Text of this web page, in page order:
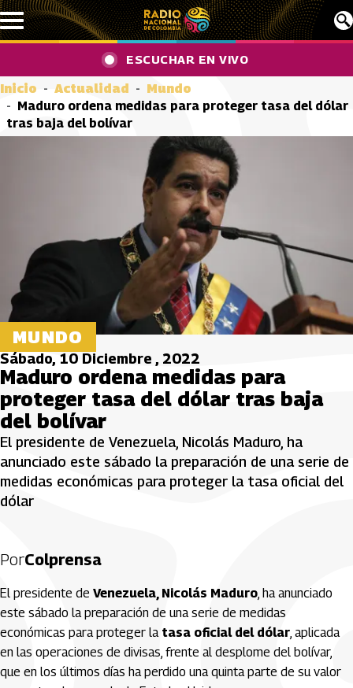
Pasar al contenido principal
ESCUCHAR EN VIVO
Inicio Actualidad
Mundo
Maduro ordena medidas para proteger tasa del dólar
tras baja del bolívar
MUNDO
Sábado, 10 Diciembre , 2022
Maduro ordena medidas para
proteger tasa del dólar tras baja
del bolívar
El presidente de Venezuela, Nicolás Maduro, ha
anunciado este sábado la preparación de una serie de
medidas económicas para proteger la tasa oficial del
dólar
PorColprensa
El presidente de Venezuela, Nicolás Maduro, ha anunciado
este sábado la preparación de una serie de medidas
económicas para proteger la tasa oficial del dólar, aplicada
en las operaciones de divisas, frente al desplome del bolívar,
que en los últimos días ha perdido una quinta parte de su valor